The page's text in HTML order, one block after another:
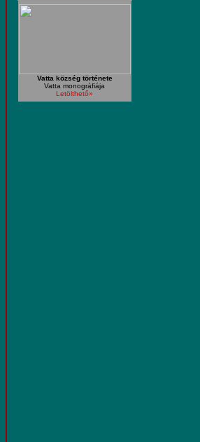
Vatta község története
Vatta monográfiája
Letölthető»